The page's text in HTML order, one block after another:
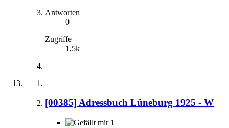
Antworten
0
Zugriffe
1,5k
[00385] Adressbuch Lüneburg 1925 - W
1